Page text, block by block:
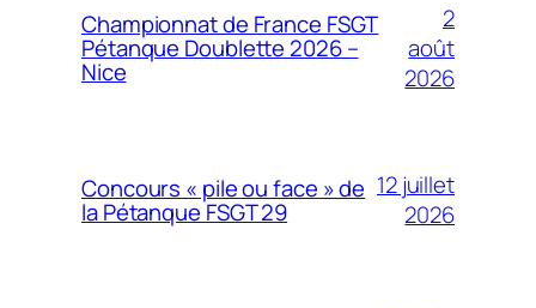
Championnat de France FSGT
Pétanque Doublette 2026 –
Nice
2
août
2026
Concours « pile ou face » de
la Pétanque FSGT 29
12 juillet
2026